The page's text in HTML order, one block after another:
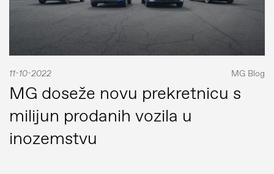
11-10-2022 MG Blog
MG doseže novu prekretnicu s
milijun prodanih vozila u
inozemstvu